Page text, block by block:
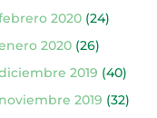
2020(24)
2020(26)
2019 (40)
noviembre 2019 (32)